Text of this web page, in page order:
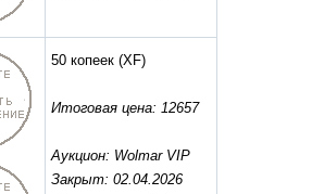
50 копеек (XF)
Итоговая цена: 12657
Аукцион: Wolmar VIP
Закрыт: 02.04.2026